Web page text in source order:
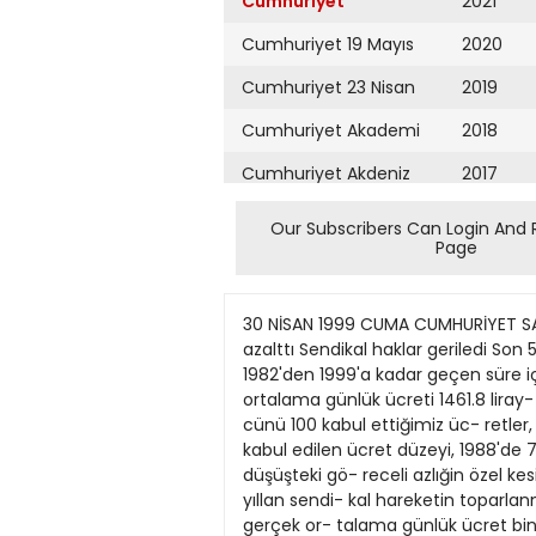
Cumhuriyet 19 Mayıs
Cumhuriyet 23 Nisan
Cumhuriyet Akademi
Cumhuriyet Akdeniz
Cumhuriyet Alışveriş
Cumhuriyet Ankara
Cumhuriyet Büyük
Taaruz
Cumhuriyet
Cumartesi
Cumhuriyet Çevre
2020
2019
2018
2017
2016
2015
2013
2012
2011
2010
2009
Our Subscribers Can Login And
Page
30 NİSAN 1999 CUMA CUMHURİYET SAYFA HABERLER Sendika yöneticilerine getirilen siyaset yasağı, işçi örgütlerinin parlamentodaki etkisini azalttı Sendikal haklar geriledi Son 5 yılda arttı Ucret erimesi hız kazandı ANKARA (Cumhuriyet Bürosu) - Kamu sektöriinde çalışan işçiler, 1982'den 1999'a kadar geçen süre içinde inişli çıkışlı bir "ya- şanı savaşT ile yüz yüze bı- rakıldı. Kamu işçisinin 1982 yılında gerçek ortalama günlük ücreti 1461.8 liray- ken, 1985'te 1081.7 Iiraya, 1986'da 953.6 Iiraya. 1988'de ise 864 Iiraya geri- ledi. 1982 yılmda alım gü- cünü 100 kabul ettiğimiz üc- retler, 1988'de yaklaşık ya- rısını kaybederek 59.1 'e ka- dar geriledi. Buna karşın özel kesimde 1982'de 100 kabul edilen ücret düzeyi, 1988'de 76'ya düşüyor. Özel sektörde bu dönemde ücret- lerdeki erime daha az görü- nüyor. Ancak, düşüşteki gö- receli azlığin özel kesimde ücretlerin zaten düşük olma- smdan kaynaklandığı belir- lendi. Alım gücü düştû 1989-1994 yıllan sendi- kal hareketin toparlanma ve ücret enmelerinin belli öl- çüde giderildıği dönem ola- rak değerlendirilirken, 1989'da kamuda gerçek or- talama günlük ücret bin 192 lırayken. 1991'de 2 bin 278 Iiraya, 1994 yılında ise 2 bin 406 Iiraya yükseliyor. 1989'da alım gücü 81.5 iken, 1994 yılında yaklaşık iki kat artarak 164.7'ye yük- seliyor. Kayıp döneminin başlamasında DYP Genel Başkanı Tansu Çiüerbaşba- kanlığındaki DYP-SHP ko- alisyon hükümeti dönemin- de alınan 5 Nisan kararlan etkili oluyor. Kararlara ko- şut olarak, ücretler de reel ol«uajt-yüzde 40 düzeyinda geriledi. İLHANTAŞÇI ANKARA - Sendikal hareketin. 1980'e kadar "ücret erimesi, i$ten çıkar- malar" olarak sıralanan temel sorunla- rına, 199O'lı yıllarda küreselleşmeyle "taşeronlaşürma. özeUeştirme, iş güven- cesizliği" de eklendi. Sendika yöneticile- rine getirilen siyaset yasağı. işçi örgütle- rinin parlamentodaki etkisini azalttı. Grev yasağı getirilen işyeri kapsamının genişletilmesiyle, etkili iş kollanndaki hak arama mücadelesi kısıtlandı. 12 Eylül öncesine kadar birçok hakkj elinde bulunduran sendikalar, bu tarihten sonra yasaklı yıllarla karşı karşıya kaldj. 1980'li yıllara kadar sendikacılık hareke- tinin temel sorunlannm başında ücret eri- mesi, işten çıkarmalar yer alıyordu. 199O'lı yıllara gelindiğinde bu sorunla- ra taşeronlaştırma, özelleştirme, iş gü- vencesi gibi sorunlar eklendi. 199O'lı yıllarda sendikal hareketin karşı karşıya oldugu sorunlann çözüm- leri de siyasal alanda yoğunlaştı. Bu ne- denle de sendikal hareket, siyasal gücü- nü nasıl oluşturacağını, gündeminin ilk maddeleri